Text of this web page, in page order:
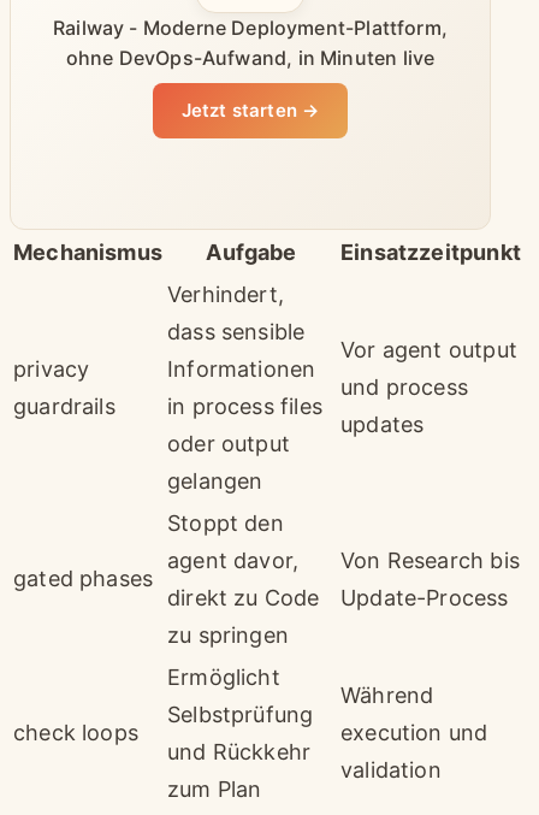
Railway - Moderne Deployment-Plattform,
ohne DevOps-Aufwand, in Minuten live
Jetzt starten →
Mechanismus Aufgabe Einsatzzeitpunkt
privacy
guardrails
Verhindert,
dass sensible
Informationen
in process files
oder output
gelangen
Vor agent output
und process
updates
gated phases
Stoppt den
agent davor,
direkt zu Code
zu springen
Von Research bis
Update-Process
check loops
Ermöglicht
Selbstprüfung
und Rückkehr
zum Plan
Während
execution und
validation